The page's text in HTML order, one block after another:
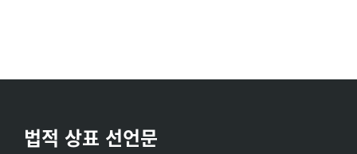
법적 상표 선언문